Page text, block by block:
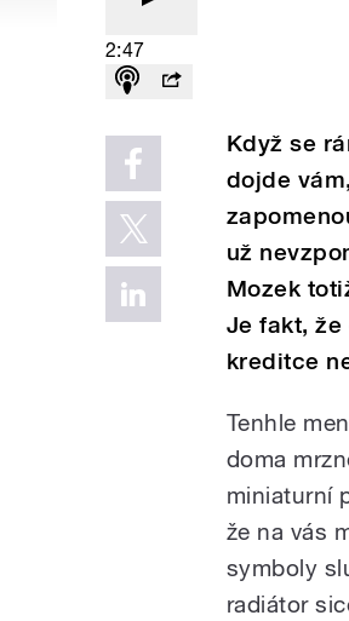
2:47
Když se
dojde
už
Mozek
Je fakt,
kreditce
Tenhle
doma
miniaturní
že na vás
symboly
radiátor